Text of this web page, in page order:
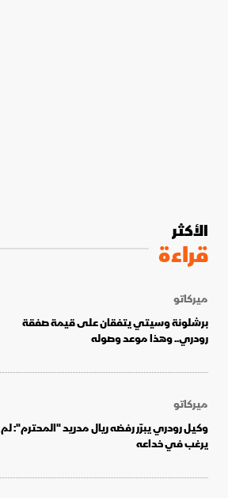
الأكثر
قراءة
ميركاتو
برشلونة وسيتي يتفقان على قيمة صفقة
رودري.. وهذا موعد وصوله
ميركاتو
وكيل رودري يبرّر رفضه ريال مدريد "المحترم": لم
يرغب في خداعه